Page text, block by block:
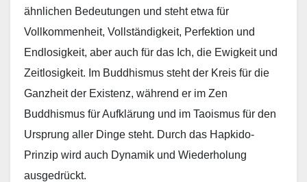
ähnlichen Bedeutungen und steht etwa für
Vollkommenheit, Vollständigkeit, Perfektion und
Endlosigkeit, aber auch für das Ich, die Ewigkeit und
Zeitlosigkeit. Im Buddhismus steht der Kreis für die
Ganzheit der Existenz, während er im Zen
Buddhismus für Aufklärung und im Taoismus für den
Ursprung aller Dinge steht. Durch das Hapkido-
Prinzip wird auch Dynamik und Wiederholung
ausgedrückt.